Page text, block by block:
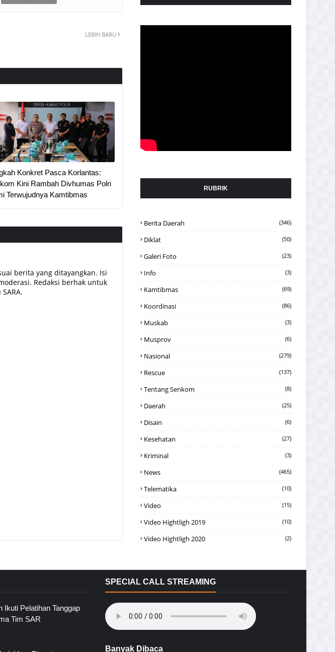
LEBIH BARU
Konkret Pasca Korlantas:
Kini Rambah Divhumas Polri
Terwujudnya Kamtibmas
berita yang ditayangkan. Isi
Redaksi berhak untuk
RUBRIK
Berita Daerah (346)
Diklat (50)
Galeri Foto (23)
Info (3)
Kamtibmas (69)
Koordinasi (86)
Muskab (3)
Musprov (6)
Nasional (279)
Rescue (137)
Tentang Senkom (8)
Daerah (25)
Disain (6)
Kesehatan (27)
Kriminal (3)
News (465)
Telematika (10)
Video (15)
Video Hightligh 2019 (10)
Video Hightligh 2020 (2)
Ikuti Pelatihan Tanggap
Tim SAR
SPECIAL CALL STREAMING
Banyak Dibaca